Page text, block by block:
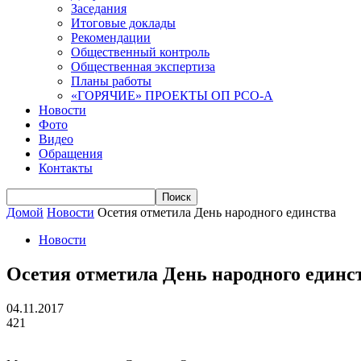
Заседания
Итоговые доклады
Рекомендации
Общественный контроль
Общественная экспертиза
Планы работы
«ГОРЯЧИЕ» ПРОЕКТЫ ОП РСО-А
Новости
Фото
Видео
Обращения
Контакты
Домой Новости Осетия отметила День народного единства
Новости
Осетия отметила День народного
04.11.2017
421